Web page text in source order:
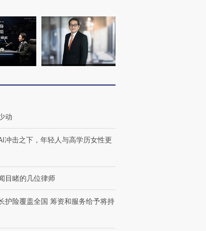
博
产
【特别呈现】寻找100种
【商旅对话】华住集团
动
冲击之下，年轻人与高学历女性更
目睹的几位律师
护险覆盖全国 筹资和服务给予将持